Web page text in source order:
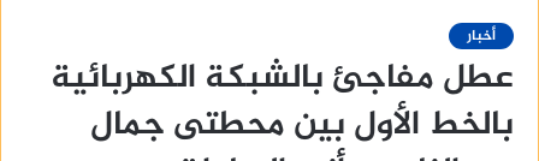
أخبار
عطل مفاجئ بالشبكة الكهربائية
بالخط الأول بين محطتى جمال